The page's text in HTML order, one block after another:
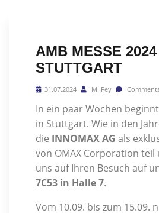
AMB MESSE
STUTTGART
31.07.2024 M. Fey
In ein paar Wochen
in Stuttgart. Wie in den
die INNOMAX AG als
von OMAX Corporation
uns auf Ihren Besuch auf
7C53 in Halle 7.
Vom 10.09. bis zum 15.09.